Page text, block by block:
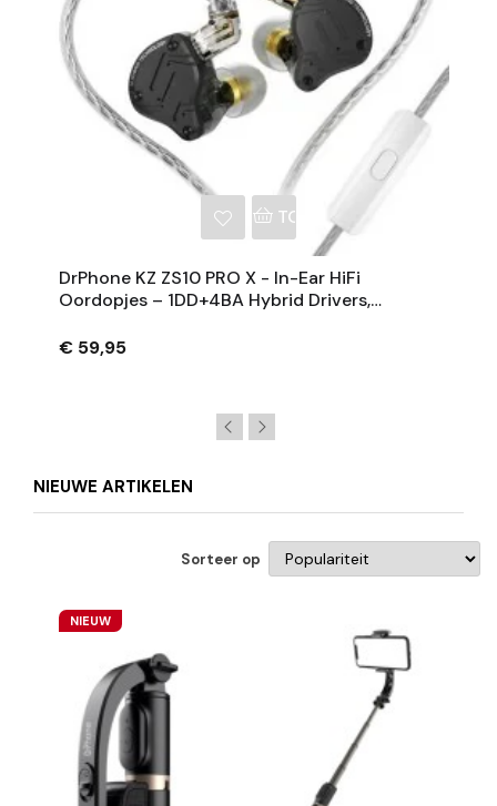
TOEVOEGEN AAN
DrPhone KZ ZS10 PRO X - In-Ear HiFi
Oordopjes – 1DD+4BA Hybrid Drivers,
Audiofiele Koptelefoon
€ 59,95
NIEUWE ARTIKELEN
Sorteer op
NIEUW